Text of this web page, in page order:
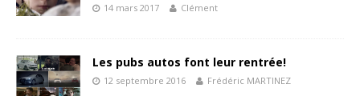
14 mars 2017 Clément
Les pubs autos font leur rentrée!
12 septembre 2016 Frédéric MARTINEZ